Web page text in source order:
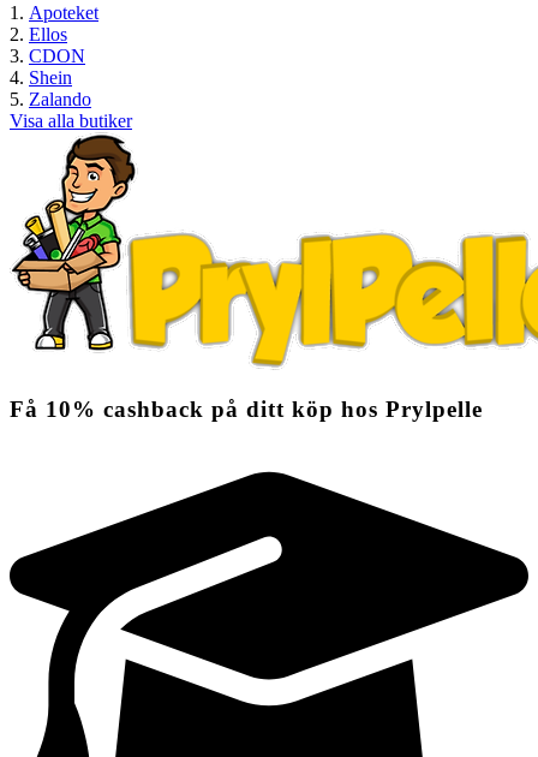
Apoteket
Ellos
CDON
Shein
Zalando
Visa alla butiker
Få 10% cashback på ditt köp hos Prylpelle